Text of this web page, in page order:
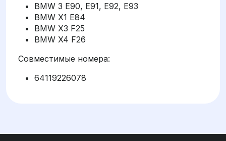
BMW 3 E90, E91, E92, E93
BMW X1 E84
BMW X3 F25
BMW X4 F26
Совместимые номера:
64119226078